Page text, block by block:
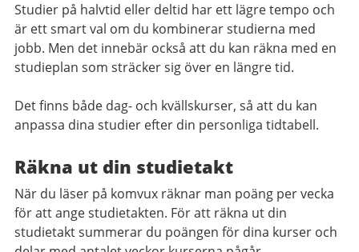
Studier på halvtid eller deltid har ett lägre tempo och
är ett smart val om du kombinerar studierna med
jobb. Men det innebär också att du kan räkna med en
studieplan som sträcker sig över en längre tid.
Det finns både dag- och kvällskurser, så att du kan
anpassa dina studier efter din personliga tidtabell.
Räkna ut din studietakt
När du läser på komvux räknar man poäng per vecka
för att ange studietakten. För att räkna ut din
studietakt summerar du poängen för dina kurser och